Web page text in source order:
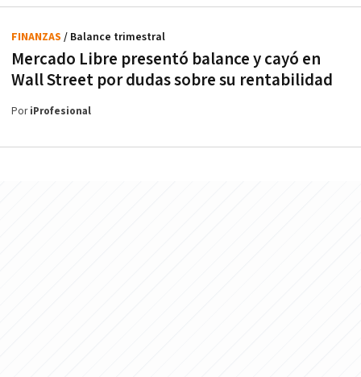
Mercado Libre presentó balance y cayó en
Wall Street por dudas sobre su rentabilidad
FINANZAS / Balance trimestral
PoriProfesional